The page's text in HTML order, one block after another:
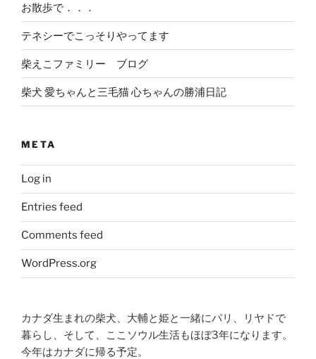
お散歩で．．．
テネシーでこっそりやってます
柴えこファミリー ブログ
柴犬 愛ちゃんと三毛猫 心ちゃんの勝浦日記
META
Log in
Entries feed
Comments feed
WordPress.org
カナダ生まれの柴犬、大輔と姫と一緒にパリ、リヤドで
暮らし、そして、ここソウル生活もほぼ3年になります。
今年はカナダに帰る予定。